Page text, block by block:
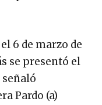
6 de marzo de
se presentó el
señaló
Pardo (a)